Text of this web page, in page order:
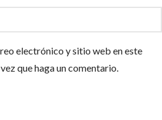
electrónico y sitio web en este
que haga un comentario.